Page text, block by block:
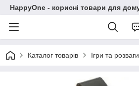
HappyOne - корисні товари для
Каталог товарів Ігри та розваги